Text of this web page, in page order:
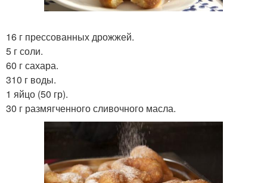
16 г прессованных дрожжей.
5 г соли.
60 г сахара.
310 г воды.
1 яйцо (50 гр).
30 г размягченного сливочного масла.